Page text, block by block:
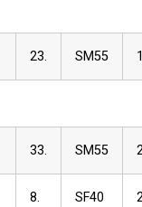
23. SM55
33. SM55
8. SF40